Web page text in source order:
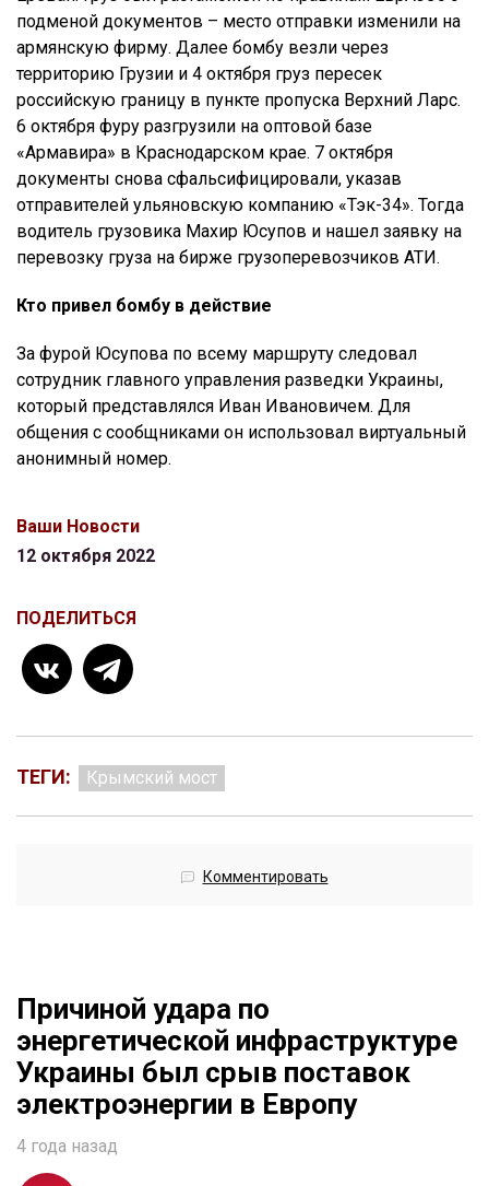
подменой документов – место отправки изменили на
армянскую фирму. Далее бомбу везли через
территорию Грузии и 4 октября груз пересек
российскую границу в пункте пропуска Верхний Ларс.
6 октября фуру разгрузили на оптовой базе
«Армавира» в Краснодарском крае. 7 октября
документы снова сфальсифицировали, указав
отправителей ульяновскую компанию «Тэк-34». Тогда
водитель грузовика Махир Юсупов и нашел заявку на
перевозку груза на бирже грузоперевозчиков АТИ.
Кто привел бомбу в действие
За фурой Юсупова по всему маршруту следовал
сотрудник главного управления разведки Украины,
который представлялся Иван Ивановичем. Для
общения с сообщниками он использовал виртуальный
анонимный номер.
Ваши Новости
12 октября 2022
ПОДЕЛИТЬСЯ
ТЕГИ: Крымский мост
Комментировать
Причиной удара по
энергетической инфраструктуре
Украины был срыв поставок
электроэнергии в Европу
4 года назад